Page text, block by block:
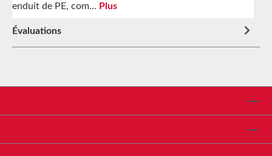
enduit de PE, com… Plus
Évaluations